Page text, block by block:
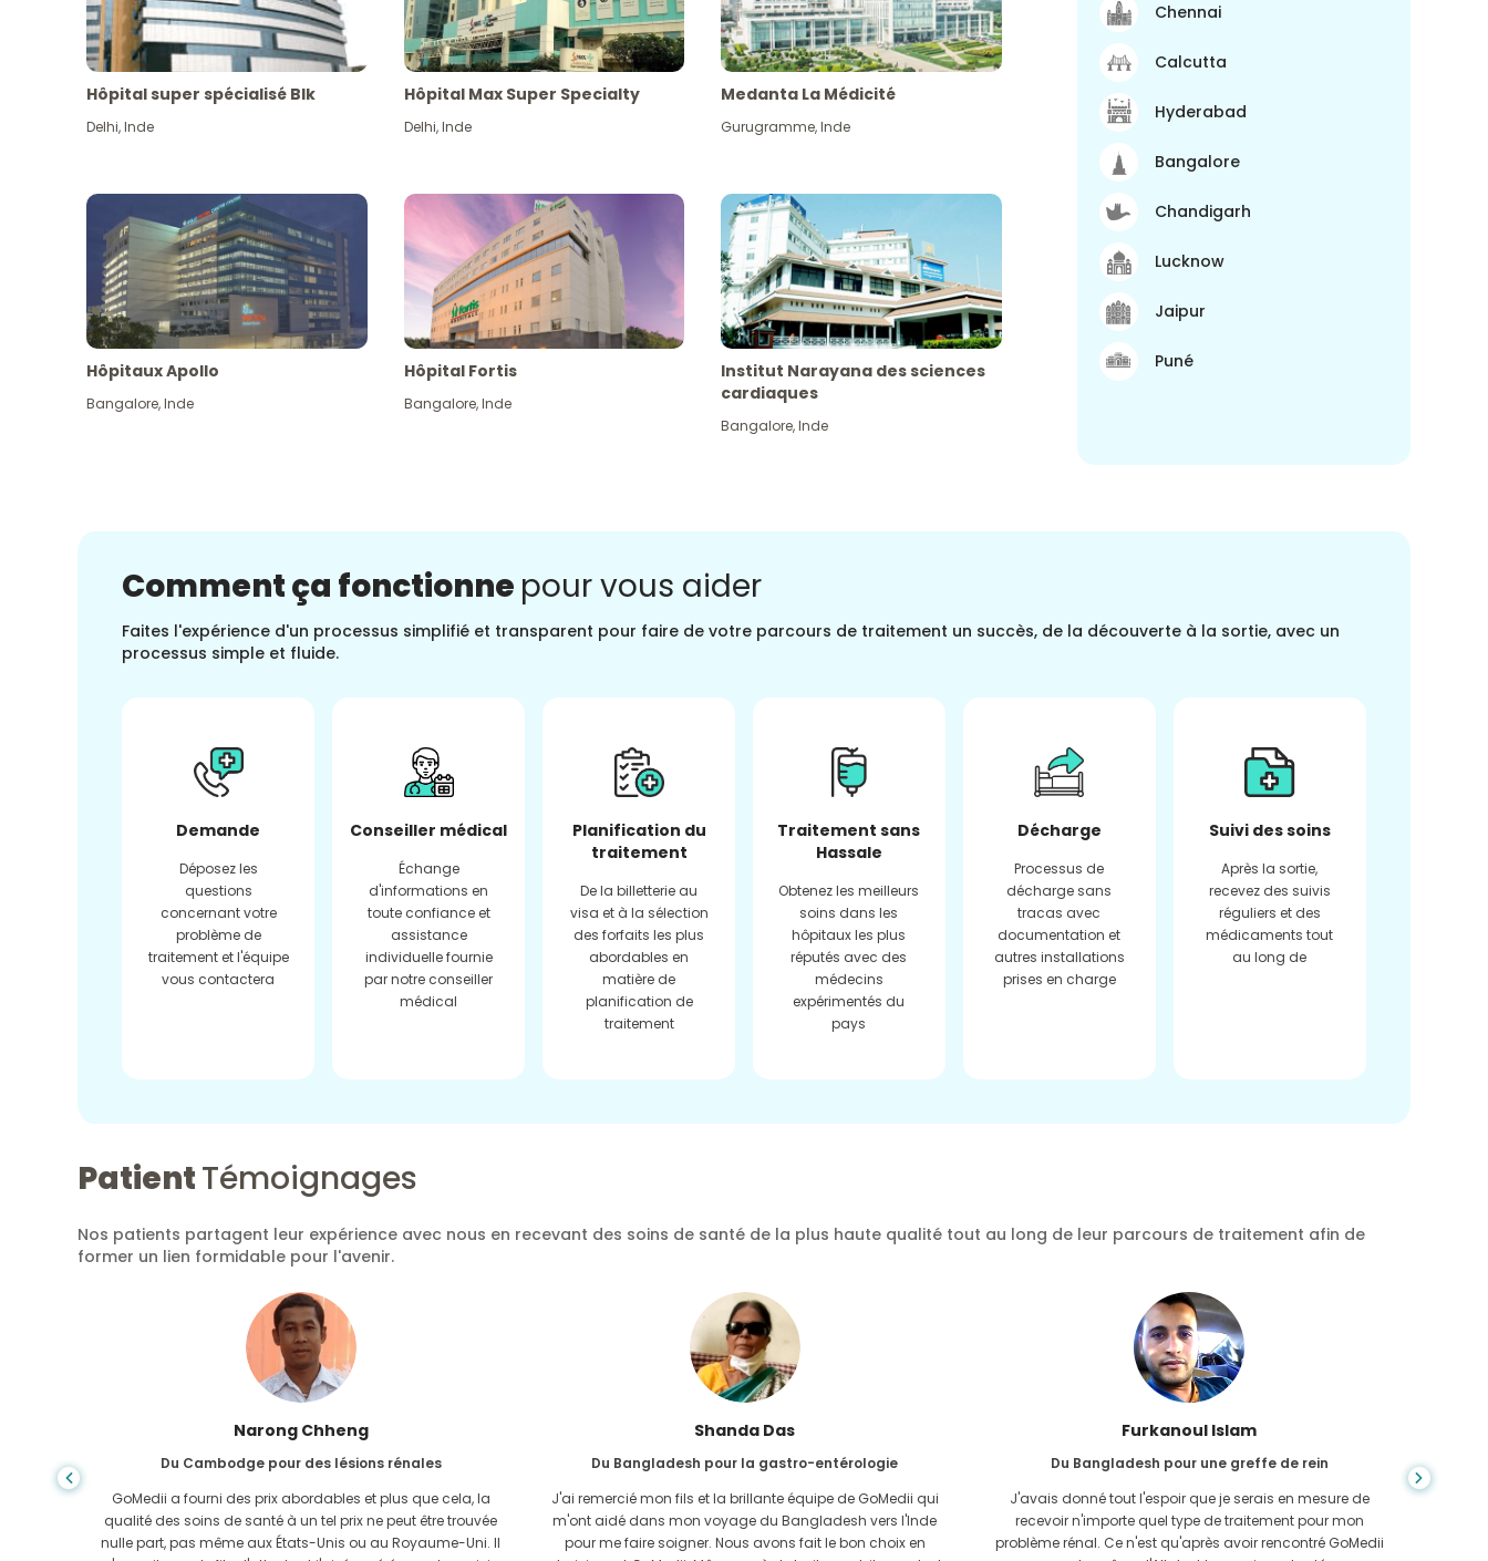
Hôpital super spécialisé Blk
Delhi,Inde
Hôpital Max Super Specialty
Delhi,Inde
Medanta La Médicité
Gurugramme,Inde
Hôpitaux Apollo
Bangalore,Inde
Hôpital Fortis
Bangalore,Inde
Institut Narayana des sciences
cardiaques
Bangalore,Inde
Chennai
Calcutta
Hyderabad
Bangalore
Chandigarh
Lucknow
Jaipur
Puné
Comment ça fonctionne pour vous aider
Faites l'expérience d'un processus simplifié et transparent pour faire de votre parcours de traitement un succès, de la découverte à la sortie, avec un
processus simple et fluide.
Demande
Déposez les
questions
concernant votre
problème de
traitement et l'équipe
vous contactera
Conseiller médical
Échange
d'informations en
toute confiance et
assistance
individuelle fournie
par notre conseiller
médical
Planification du
traitement
De la billetterie au
visa et à la sélection
des forfaits les plus
abordables en
matière de
planification de
traitement
Traitement sans
Hassale
Obtenez les meilleurs
soins dans les
hôpitaux les plus
réputés avec des
médecins
expérimentés du
pays
Décharge
Processus de
décharge sans
tracas avec
documentation et
autres installations
prises en charge
Suivi des soins
Après la sortie,
recevez des suivis
réguliers et des
médicaments tout
au long de
PatientTémoignages
Nos patients partagent leur expérience avec nous en recevant des soins de santé de la plus haute qualité tout au long de leur parcours de traitement afin de
former un lien formidable pour l'avenir.
Shanda Das
Du Bangladesh pour la gastro-entérologie
J'ai remercié mon fils et la brillante équipe de GoMedii qui
m'ont aidé dans mon voyage du Bangladesh vers l'Inde
pour me faire soigner. Nous avons fait le bon choix en
Furkanoul Islam
Du Bangladesh pour une greffe de rein
J'avais donné tout l'espoir que je serais en mesure de
recevoir n'importe quel type de traitement pour mon
problème rénal. Ce n'est qu'après avoir rencontré GoMedii
Chea Sarath
Du Cambodge pour CKD
L'IRC est une maladie qui dure toute la vie et qui s'aggrave.
J'en ai souffert pendant longtemps et finalement GoMedii
et l'un de leurs partenaires au Cambodge m'ont aidé à